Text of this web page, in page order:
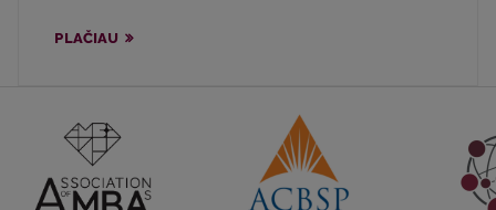
PLAČIAU